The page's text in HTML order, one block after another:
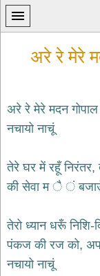
प्रथम
home
कृष्ण
bhajans
शिव
भजन
अरे रे मेरे
अरे रे मेरे मदन गोपाल
नचायो नाचूं
तेरे घर में रहूँ
की सेवा म ै ं बजाऊँ
तेरो ध्यान धरूँ
पंकज की रज को,
नचायो नाचूं